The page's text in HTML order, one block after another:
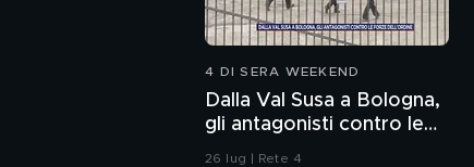
4 DI SERA WEEKEND
Dalla Val Susa a Bologna,
gli antagonisti contro le
forze dell'ordine
26 lug | Rete 4